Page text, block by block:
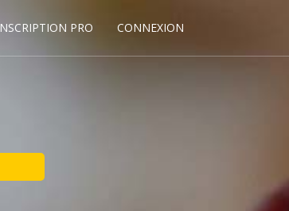
PRO CONNEXION